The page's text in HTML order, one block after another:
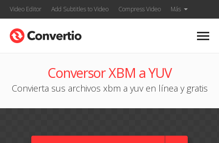
Video Editor Add Subtitles to Video Compress Video Más
Conversor XBM a YUV
Convierta sus archivos xbm a yuv en línea y gratis